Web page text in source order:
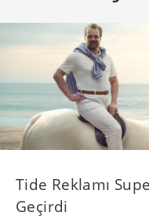
Tide Reklamı
Geçirdi